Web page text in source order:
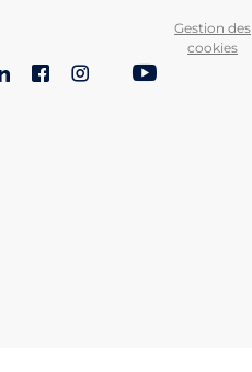
LinkedInFacebook
Instagram
BlueskyYouTube
Gestion des
cookies